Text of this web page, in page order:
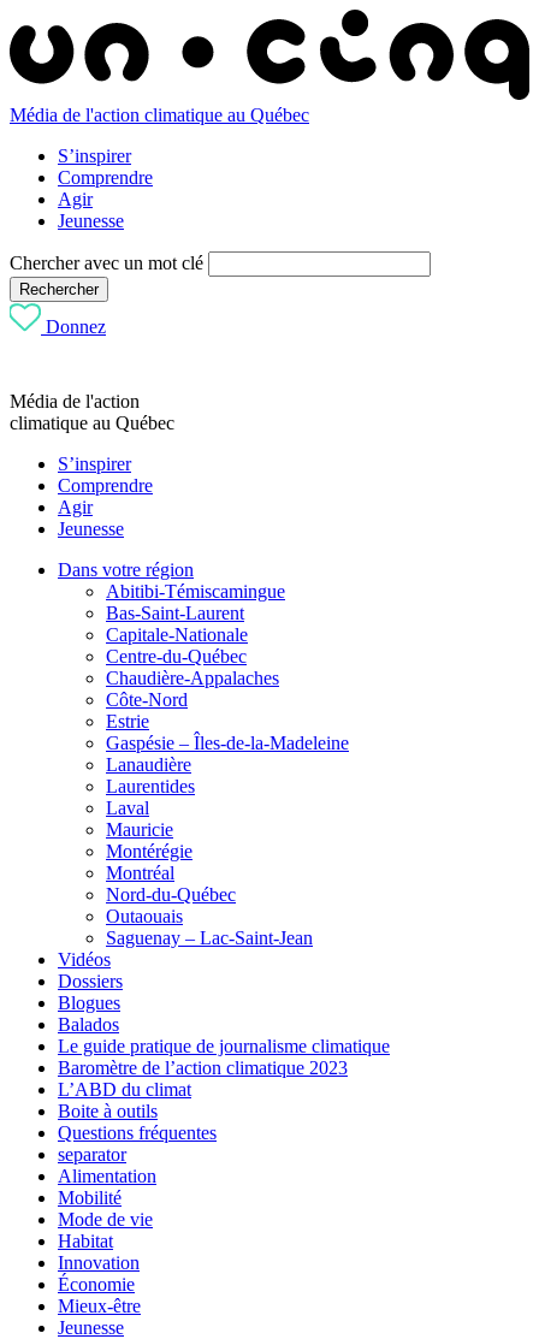
Média de l'action climatique au Québec
S’inspirer
Comprendre
Agir
Jeunesse
Chercher avec un mot clé
Rechercher
Donnez
Média de l'action
climatique au Québec
S’inspirer
Comprendre
Agir
Jeunesse
Dans votre région
Abitibi-Témiscamingue
Bas-Saint-Laurent
Capitale-Nationale
Centre-du-Québec
Chaudière-Appalaches
Côte-Nord
Estrie
Gaspésie – Îles-de-la-Madeleine
Lanaudière
Laurentides
Laval
Mauricie
Montérégie
Montréal
Nord-du-Québec
Outaouais
Saguenay – Lac-Saint-Jean
Vidéos
Dossiers
Blogues
Balados
Le guide pratique de journalisme climatique
Baromètre de l’action climatique 2023
L’ABD du climat
Boite à outils
Questions fréquentes
separator
Alimentation
Mobilité
Mode de vie
Habitat
Innovation
Économie
Mieux-être
Jeunesse